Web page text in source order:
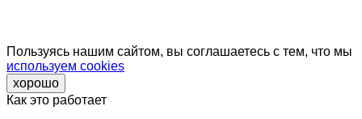
Пользуясь нашим сайтом, вы соглашаетесь с тем, что мы
используем cookies
хорошо
Как это работает